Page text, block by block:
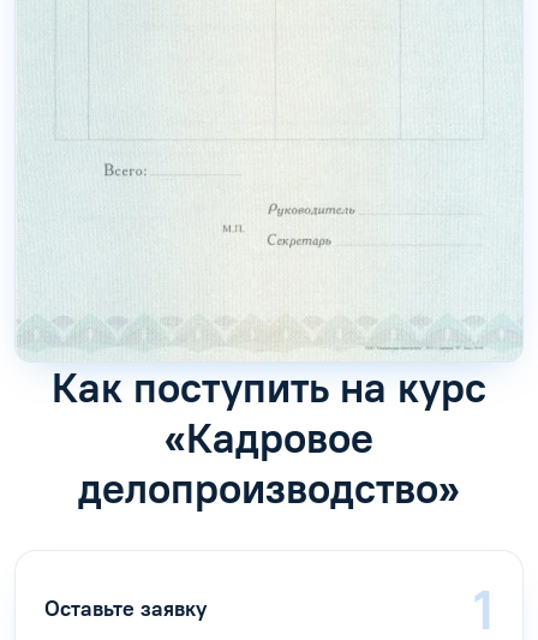
Как поступить на курс
«Кадровое
делопроизводство»
Оставьте заявку